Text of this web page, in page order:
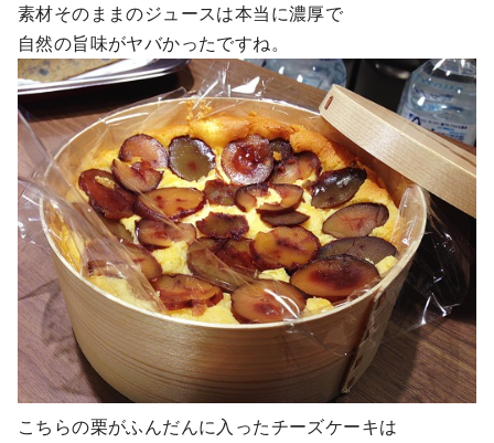
素材そのままのジュースは本当に濃厚で
自然の旨味がヤバかったですね。
こちらの栗がふんだんに入ったチーズケーキは